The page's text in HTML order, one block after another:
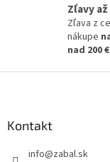
Zľavy až
Zľava z
nákupe
nad 200
Kontakt
info@zabal.sk